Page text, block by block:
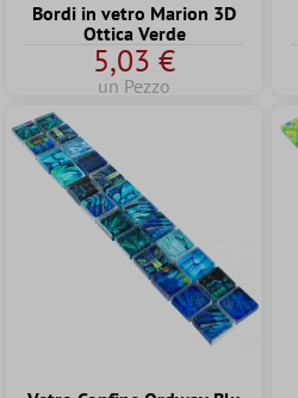
Bordi in vetro Marion 3D
Ottica Verde
5,03 €
un Pezzo